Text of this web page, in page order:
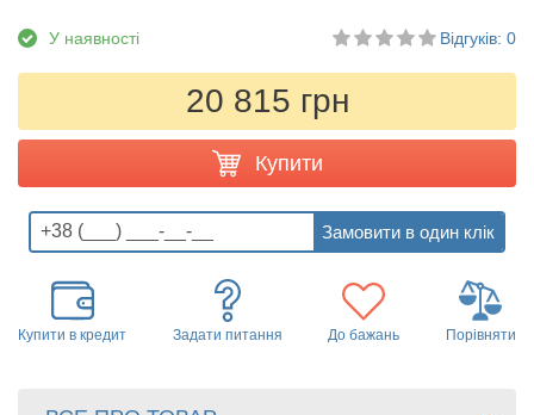
У наявності Відгуків: 0
20 815 грн
Купити
Купити в кредит Задати питання До бажань Порівняти